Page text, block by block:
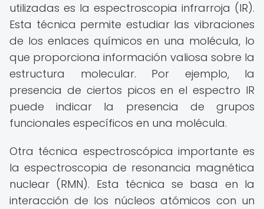
utilizadas es la espectroscopia infrarroja (IR).
Esta técnica permite estudiar las vibraciones
de los enlaces químicos en una molécula, lo
que proporciona información valiosa sobre la
estructura molecular. Por ejemplo, la
presencia de ciertos picos en el espectro IR
puede indicar la presencia de grupos
funcionales específicos en una molécula.
Otra técnica espectroscópica importante es
la espectroscopia de resonancia magnética
nuclear (RMN). Esta técnica se basa en la
interacción de los núcleos atómicos con un